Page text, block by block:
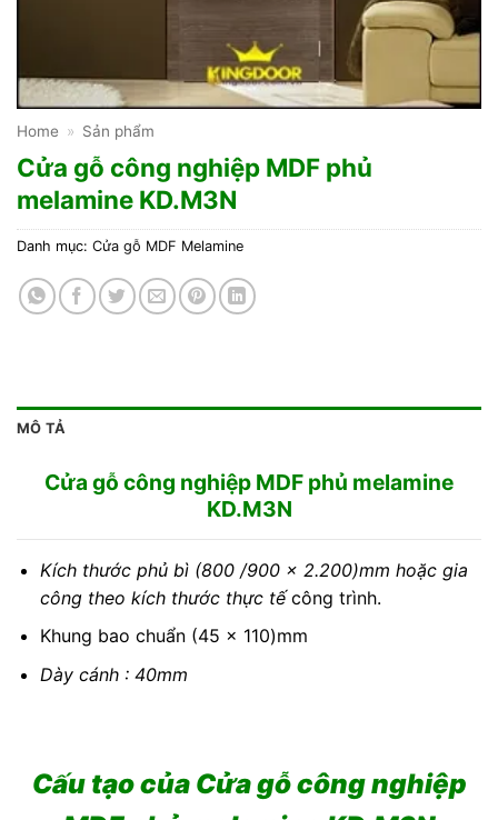
Home » Sản phẩm
Cửa gỗ công nghiệp MDF phủ
melamine KD.M3N
Danh mục: Cửa gỗ MDF Melamine
MÔ TẢ
Cửa gỗ công nghiệp MDF phủ melamine
KD.M3N
Kích thước phủ bì (800 /900 x 2.200)mm hoặc gia
công theo kích thước thực tếcông trình.
Khung bao chuẩn (45 x 110)mm
Dày cánh : 40mm
Cấu tạo của Cửa gỗ công nghiệp